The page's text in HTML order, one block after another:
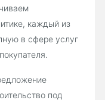
каждый из
в сфере услуг
под